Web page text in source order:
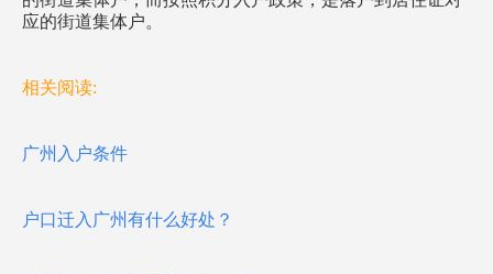
应的街道集体户。
相关阅读:
广州入户条件
户口迁入广州有什么好处？